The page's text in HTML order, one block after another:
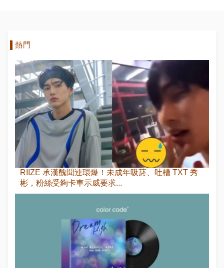
熱門
RIIZE 承漢醜聞連環爆！未成年吸菸、吐槽 TXT 秀
彬，粉絲受夠卡車示威要求...